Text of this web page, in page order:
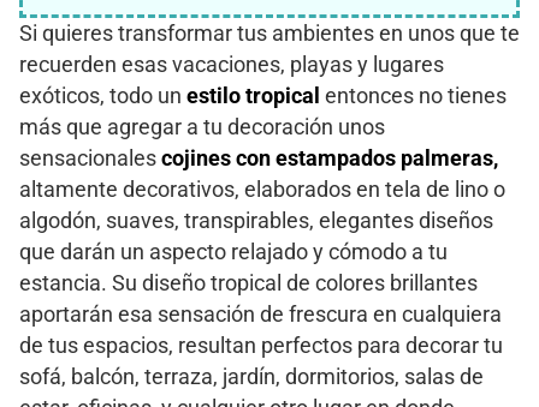
Si quieres transformar tus ambientes en unos que te
recuerden esas vacaciones, playas y lugares
exóticos, todo un estilo tropical entonces no tienes
más que agregar a tu decoración unos
sensacionales cojines con estampados palmeras,
altamente decorativos, elaborados en tela de lino o
algodón, suaves, transpirables, elegantes diseños
que darán un aspecto relajado y cómodo a tu
estancia. Su diseño tropical de colores brillantes
aportarán esa sensación de frescura en cualquiera
de tus espacios, resultan perfectos para decorar tu
sofá, balcón, terraza, jardín, dormitorios, salas de